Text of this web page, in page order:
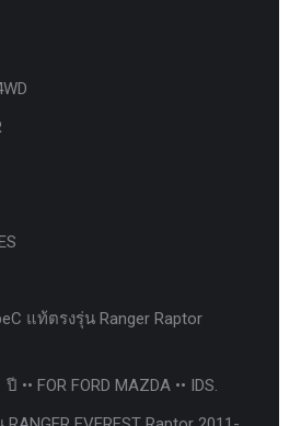
แท้ตรงรุ่น Ranger Raptor
FOR FORD MAZDA •• IDS.